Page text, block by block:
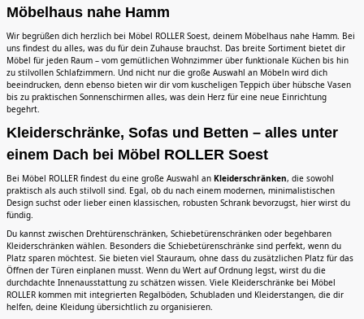
Möbelhaus nahe Hamm
Wir begrüßen dich herzlich bei Möbel ROLLER Soest, deinem Möbelhaus nahe Hamm. Bei
uns findest du alles, was du für dein Zuhause brauchst. Das breite Sortiment bietet dir
Möbel für jeden Raum – vom gemütlichen Wohnzimmer über funktionale Küchen bis hin
zu stilvollen Schlafzimmern. Und nicht nur die große Auswahl an Möbeln wird dich
beeindrucken, denn ebenso bieten wir dir vom kuscheligen Teppich über hübsche Vasen
bis zu praktischen Sonnenschirmen alles, was dein Herz für eine neue Einrichtung
begehrt.
Kleiderschränke, Sofas und Betten – alles unter
einem Dach bei Möbel ROLLER Soest
Bei Möbel ROLLER findest du eine große Auswahl an Kleiderschränken, die sowohl
praktisch als auch stilvoll sind. Egal, ob du nach einem modernen, minimalistischen
Design suchst oder lieber einen klassischen, robusten Schrank bevorzugst, hier wirst du
fündig.
Du kannst zwischen Drehtürenschränken, Schiebetürenschränken oder begehbaren
Kleiderschränken wählen. Besonders die Schiebetürenschränke sind perfekt, wenn du
Platz sparen möchtest. Sie bieten viel Stauraum, ohne dass du zusätzlichen Platz für das
Öffnen der Türen einplanen musst. Wenn du Wert auf Ordnung legst, wirst du die
durchdachte Innenausstattung zu schätzen wissen. Viele Kleiderschränke bei Möbel
ROLLER kommen mit integrierten Regalböden, Schubladen und Kleiderstangen, die dir
helfen, deine Kleidung übersichtlich zu organisieren.